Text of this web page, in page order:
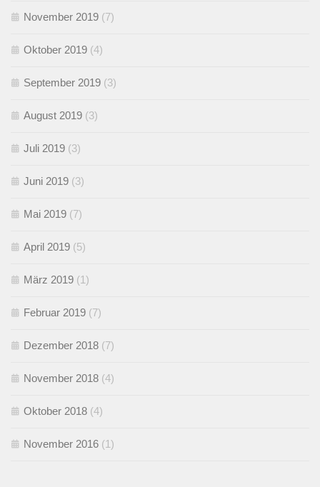
November 2019 (7)
Oktober 2019 (4)
September 2019 (3)
August 2019 (3)
Juli 2019 (3)
Juni 2019 (3)
Mai 2019 (7)
April 2019 (5)
März 2019 (1)
Februar 2019 (7)
Dezember 2018 (7)
November 2018 (4)
Oktober 2018 (4)
November 2016 (1)